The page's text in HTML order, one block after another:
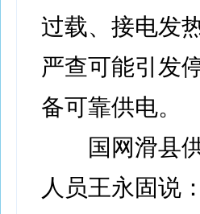
过载、接电发
严查可能引发
备可靠供电。
国网滑县供
人员王永固说